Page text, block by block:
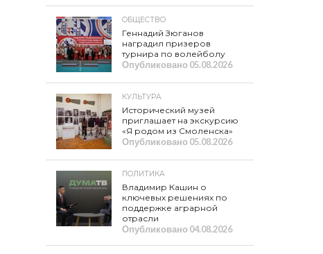
ОБЩЕСТВО
Геннадий Зюганов
наградил призеров
турнира по волейболу
Опубликовано05.08.2026
КУЛЬТУРА
Исторический музей
приглашает на экскурсию
«Я родом из Смоленска»
Опубликовано05.08.2026
ПОЛИТИКА
Владимир Кашин о
ключевых решениях по
поддержке аграрной
отрасли
Опубликовано04.08.2026